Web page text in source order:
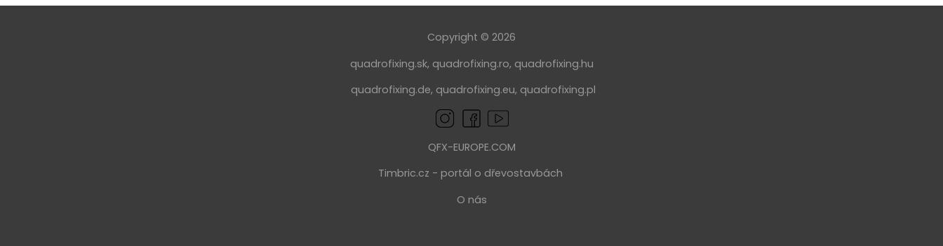
Copyright © 2026
quadrofixing.sk, quadrofixing.ro, quadrofixing.hu
quadrofixing.de, quadrofixing.eu, quadrofixing.pl
QFX-EUROPE.COM
Timbric.cz - portál o dřevostavbách
O nás